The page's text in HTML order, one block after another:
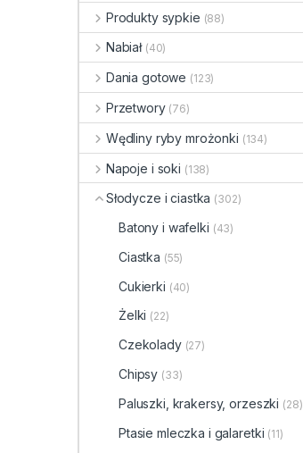
Produkty sypkie (88)
Nabiał (40)
Dania gotowe (123)
Przetwory (76)
Wędliny ryby mrożonki (134)
Napoje i soki (138)
Słodycze i ciastka (302)
Batony i wafelki (43)
Ciastka (55)
Cukierki (40)
Żelki (22)
Czekolady (27)
Chipsy (33)
Paluszki, krakersy, orzeszki (28)
Ptasie mleczka i galaretki (11)